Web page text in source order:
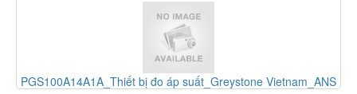
DSD240_đầu báo khói_Greystone Vietnam_ANS vietnam